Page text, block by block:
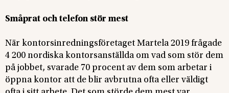
Småprat och telefon stör mest
När kontorsinredningsföretaget Martela 2019 frågade
4 200 nordiska kontorsanställda om vad som stör dem
på jobbet, svarade 70 procent av dem som arbetar i
öppna kontor att de blir avbrutna ofta eller väldigt